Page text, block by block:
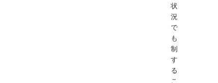
状
況
で
も
制
す
る
こ